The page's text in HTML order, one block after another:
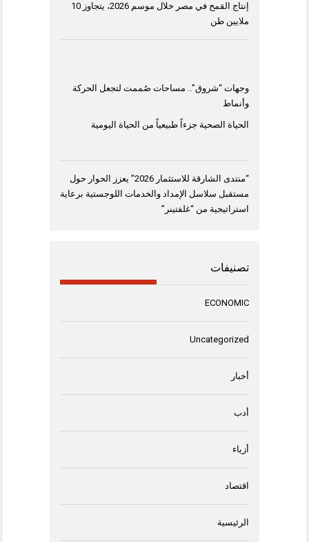
إنتاج القمح في مصر خلال موسم 2026، يتجاوز 10
ملايين طن
وجهات “شروق”.. مساحات صُممت لتجعل الحركة
وأنماط
الحياة الصحية جزءاً طبيعياً من الحياة اليومية
“منتدى الشارقة للاستثمار 2026” يعزز الحوار حول
مستقبل سلاسل الإمداد والخدمات اللوجستية برعاية
استراتيجية من “غلفتينر”
تصنيفات
ECONOMIC
Uncategorized
أخبار
أدب
أزياء
اقتصاد
الرئيسية